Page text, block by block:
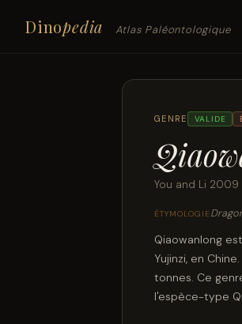
Dinopedia Atlas Paléontologique
GENRE VALIDE
You and Li 2009
ÉTYMOLOGIE
Qiaowanlong
Yujinzi, en
tonnes. Ce
l'espèce-type